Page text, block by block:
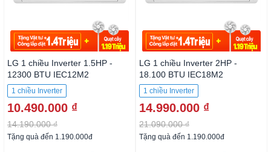
LG 1 chiều Inverter 1.5HP -
12300 BTU IEC12M2
1 chiều Inverter
10.490.000 ₫
14.190.000 ₫
Tặng quà đến 1.190.000đ
LG 1 chiều Inverter 2HP -
18.100 BTU IEC18M2
1 chiều Inverter
14.990.000 ₫
21.090.000 ₫
Tặng quà đến 1.190.000đ